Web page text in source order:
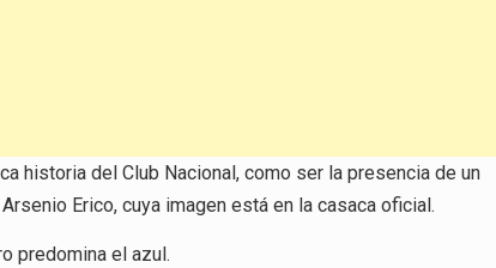
historia del Club Nacional, como ser la presencia de un
Erico, cuya imagen está en la casaca oficial.
predomina el azul.